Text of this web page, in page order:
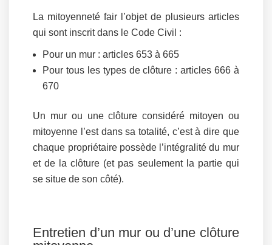
La mitoyenneté fair l’objet de plusieurs articles
qui sont inscrit dans le Code Civil :
Pour un mur : articles 653 à 665
Pour tous les types de clôture : articles 666 à
670
Un mur ou une clôture considéré mitoyen ou
mitoyenne l’est dans sa totalité, c’est à dire que
chaque propriétaire possède l’intégralité du mur
et de la clôture (et pas seulement la partie qui
se situe de son côté).
Entretien d’un mur ou d’une clôture